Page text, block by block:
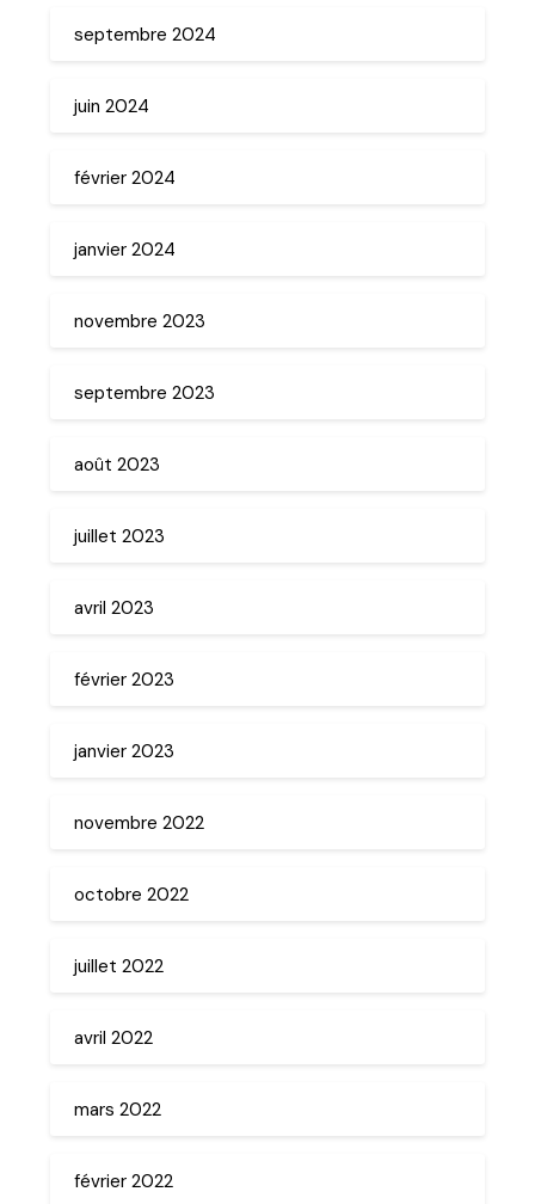
septembre 2024
juin 2024
février 2024
janvier 2024
novembre 2023
septembre 2023
août 2023
juillet 2023
avril 2023
février 2023
janvier 2023
novembre 2022
octobre 2022
juillet 2022
avril 2022
mars 2022
février 2022